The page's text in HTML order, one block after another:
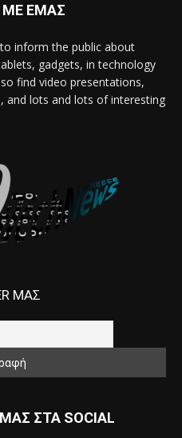
ΜΕ ΕΜΑΣ
inform the public about
gadgets, in technology
find video presentations,
and lots and lots of interesting
ΜΑΣ
ΣΤΑ SOCIAL